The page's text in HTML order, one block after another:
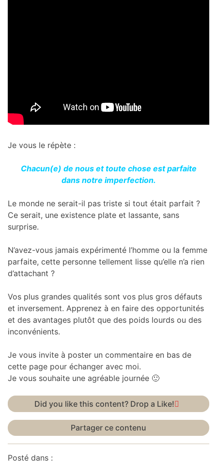
Je vous le répète :
Chacun(e) de nous et toute chose est parfaite
dans notre imperfection.
Le monde ne serait-il pas triste si tout était parfait ?
Ce serait, une existence plate et lassante, sans
surprise.
N’avez-vous jamais expérimenté l’homme ou la femme
parfaite, cette personne tellement lisse qu’elle n’a rien
d’attachant ?
Vos plus grandes qualités sont vos plus gros défauts
et inversement. Apprenez à en faire des opportunités
et des avantages plutôt que des poids lourds ou des
inconvénients.
Je vous invite à poster un commentaire en bas de
cette page pour échanger avec moi.
Je vous souhaite une agréable journée 🙂
Did you like this content? Drop a Like!
Partager ce contenu
Posté dans :